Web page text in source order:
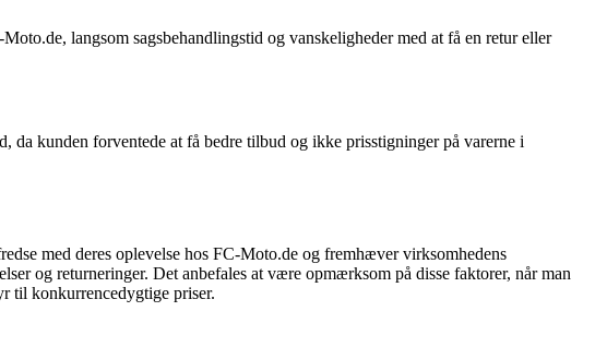
langsom sagsbehandlingstid og vanskeligheder med at få en retur eller
kunden forventede at få bedre tilbud og ikke prisstigninger på varerne i
med deres oplevelse hos FC-Moto.de og fremhæver virksomhedens
og returneringer. Det anbefales at være opmærksom på disse faktorer, når man
til konkurrencedygtige priser.